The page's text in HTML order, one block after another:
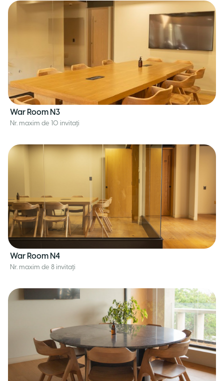
War Room N3
Nr. maxim de 10 invitați
War Room N4
Nr. maxim de 8 invitați